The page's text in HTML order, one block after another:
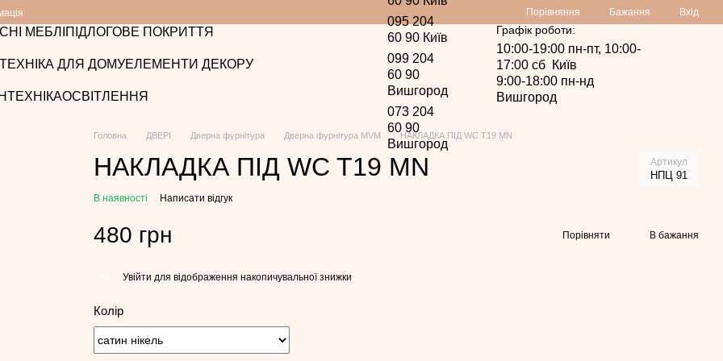
Порівняння Бажання Вхід
МЕБЛІ ПІДЛОГОВЕ ПОКРИТТЯ
ТЕХНІКА ДЛЯ ДОМУЕЛЕМЕНТИ ДЕКОРУ
ОСВІТЛЕННЯ
095 204
60 90 Київ
099 204
60 90
Вишгород
073 204
60 90
Вишгород
Графік роботи:
10:00-19:00 пн-пт, 10:00-
17:00 сб Київ
9:00-18:00 пн-нд
Вишгород
Головна ДВЕРІ Дверна фурнітура Дверна фурнітура MVM НАКЛАДКА ПІД WC T19 MN
НАКЛАДКА ПІД WC T19 MN Артикул
НПЦ 91
В наявності Написати відгук
480 грн Порівняти В бажання
Увійти для відображення накопичувальної знижки
Колір